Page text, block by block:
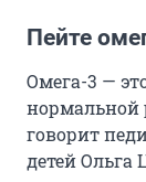
Пейте
Омега-3 —
нормальной
говорит
детей Ольга